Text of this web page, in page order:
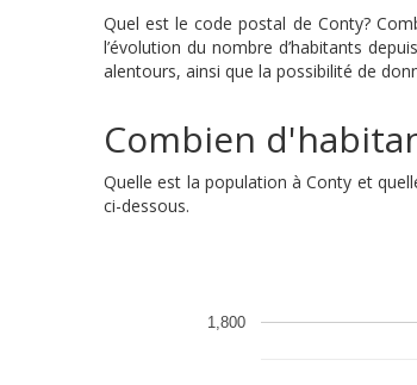
Quel est le code postal de Conty?
l’évolution du nombre d’habitants
alentours, ainsi que la possibilité de
Combien
Quelle est la population à Conty et
ci-dessous.
1,800